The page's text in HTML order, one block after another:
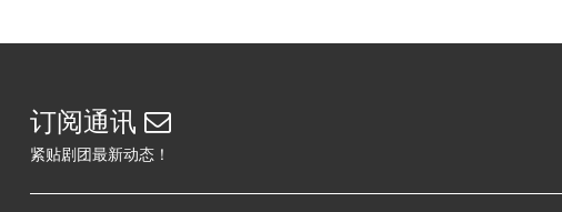
订阅通讯
紧贴剧团最新动态！